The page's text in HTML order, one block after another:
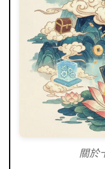
關於